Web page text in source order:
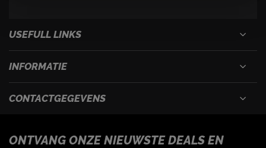
USEFULL LINKS
INFORMATIE
CONTACTGEGEVENS
ONTVANG ONZE NIEUWSTE DEALS EN